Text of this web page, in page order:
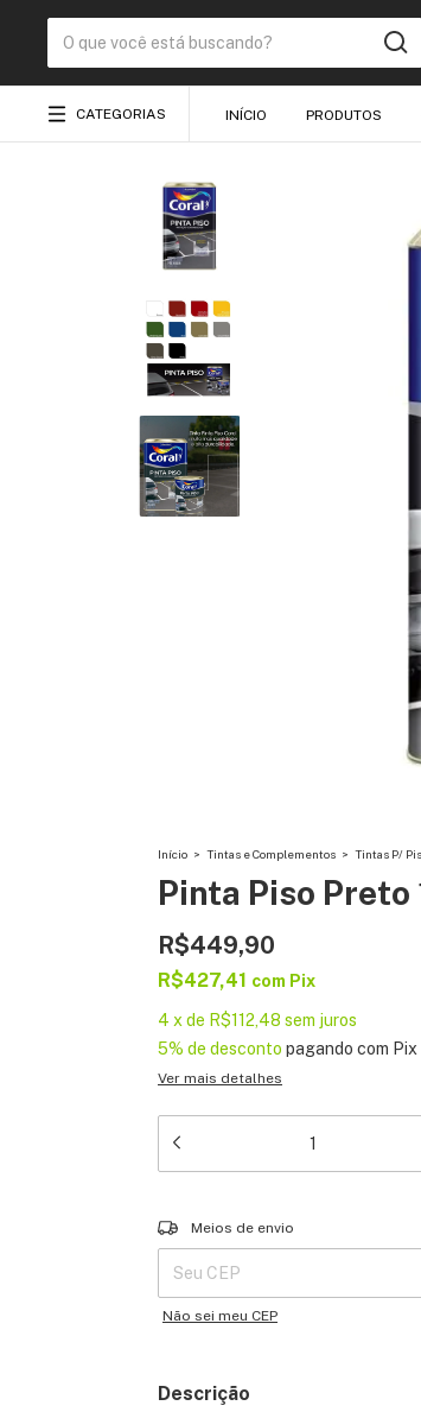
CATEGORIAS INÍCIO PRODUTOS
Início > Tintas e Complementos > Tintas P/
Pinta Piso
R$449,90
R$427,41 com Pix
4 x de R$112,48 sem juros
5% de desconto pagando com Pix
Ver mais detalhes
Entregas para o CEP:
Meios de envio
Não sei meu CEP
Descrição